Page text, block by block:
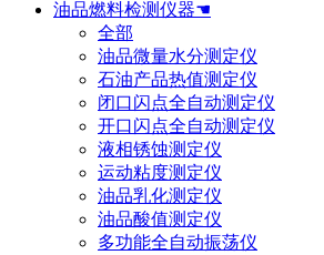
油品燃料检测仪器☚
全部
油品微量水分测定仪
石油产品热值测定仪
闭口闪点全自动测定仪
开口闪点全自动测定仪
液相锈蚀测定仪
运动粘度测定仪
油品乳化测定仪
油品酸值测定仪
多功能全自动振荡仪